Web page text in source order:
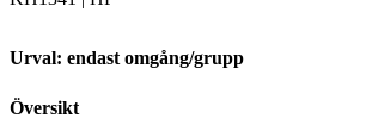
Urval: endast omgång/grupp
Översikt